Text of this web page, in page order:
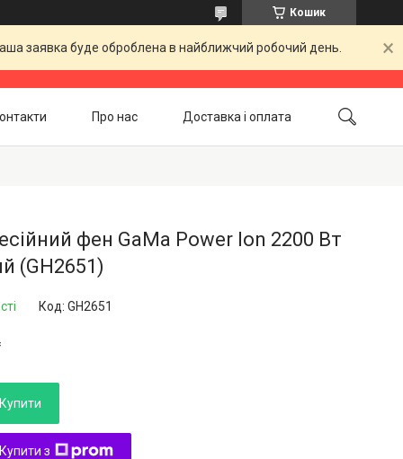
Кошик
заявка буде оброблена в найближчий робочий день.
Про нас Доставка і оплата
фен GaMa Power Ion 2200 Вт
(GH2651)
Код: GH2651
Купити
Купити з